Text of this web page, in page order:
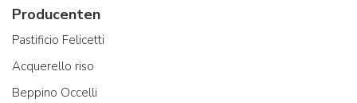
Producenten
Pastificio Felicetti
Acquerello riso
Beppino Occelli